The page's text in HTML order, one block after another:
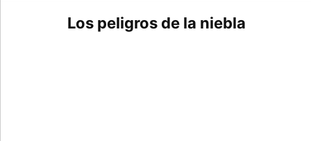
Los peligros de la niebla